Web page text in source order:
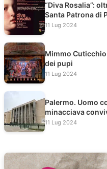
“Diva Rosalia”:
Santa Patrona di
11 Lug 2024
Mimmo Cuticchio
dei pupi
11 Lug 2024
Palermo. Uomo
minacciava
11 Lug 2024